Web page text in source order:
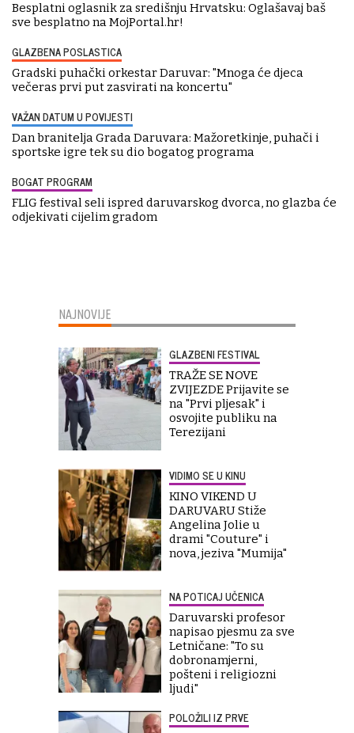
Besplatni oglasnik za središnju Hrvatsku: Oglašavaj baš
sve besplatno na MojPortal.hr!
GLAZBENA POSLASTICA
Gradski puhački orkestar Daruvar: "Mnoga će djeca
večeras prvi put zasvirati na koncertu"
VAŽAN DATUM U POVIJESTI
Dan branitelja Grada Daruvara: Mažoretkinje, puhači i
sportske igre tek su dio bogatog programa
BOGAT PROGRAM
FLIG festival seli ispred daruvarskog dvorca, no glazba će
odjekivati cijelim gradom
NAJNOVIJE
GLAZBENI FESTIVAL
TRAŽE SE NOVE
ZVIJEZDE Prijavite se
na "Prvi pljesak" i
osvojite publiku na
Terezijani
VIDIMO SE U KINU
KINO VIKEND U
DARUVARU Stiže
Angelina Jolie u
drami "Couture" i
nova, jeziva "Mumija"
NA POTICAJ UČENICA
Daruvarski profesor
napisao pjesmu za sve
Letničane: "To su
dobronamjerni,
pošteni i religiozni
ljudi"
POLOŽILI IZ PRVE